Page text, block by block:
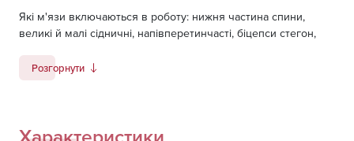
Які м'язи включаються в роботу: нижня частина спини,
великі й малі сідничні, напівперетинчасті, біцепси стегон,
Переваги тренажера GHD:
Розгорнути